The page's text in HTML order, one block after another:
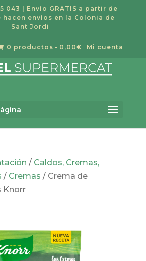
043
| Envío GRATIS a partir de
hacen envíos en la Colonia de
Sant Jordi
Mi cuenta
0 productos 0,00€
/ Caldos, Cremas,
/ Cremas / Crema de
Knorr